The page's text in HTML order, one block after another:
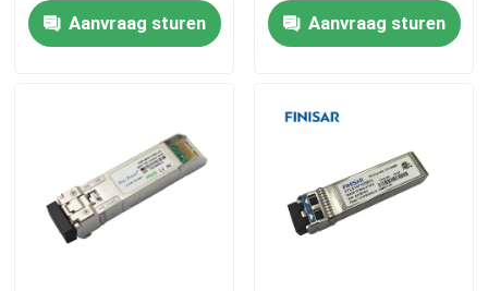
Producten
Fabrieksreis
Kwaliteitscontrole
Aanvraag sturen
Aanvraag sturen